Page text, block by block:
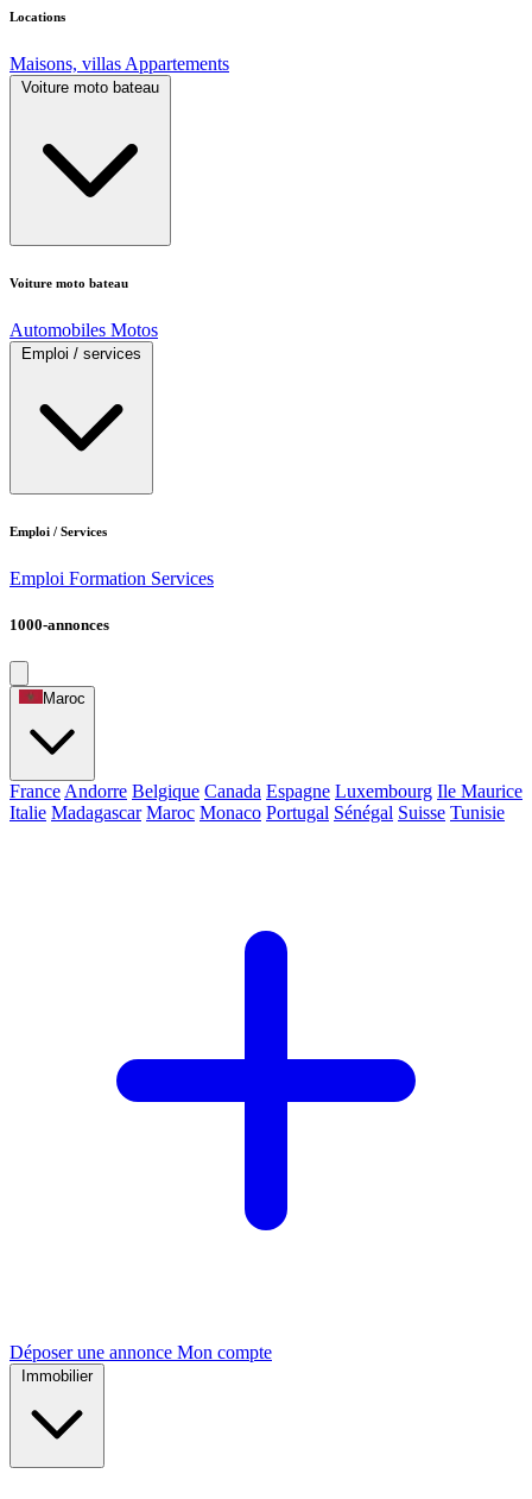
Locations
Maisons, villas Appartements
Voiture moto bateau
Voiture moto bateau
Automobiles Motos
Emploi / services
Emploi / Services
Emploi Formation Services
1000-annonces
Maroc
France Andorre Belgique Canada Espagne Luxembourg Ile Maurice
Italie Madagascar Maroc Monaco Portugal Sénégal Suisse Tunisie
Déposer une annonce Mon compte
Immobilier